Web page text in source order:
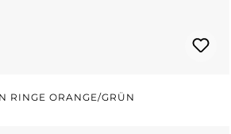
RINGE ORANGE/GRÜN